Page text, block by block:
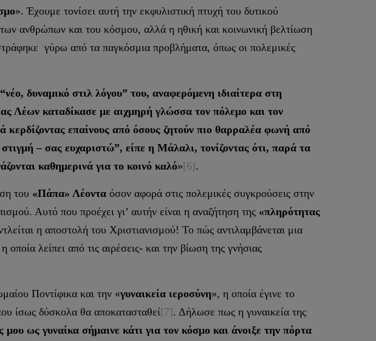
». Έχουμε τονίσει αυτή την εκφυλιστική πτυχή του δυτικού
ανθρώπων και του κόσμου, αλλά η ηθική και κοινωνική βελτίωση
γύρω από τα παγκόσμια προβλήματα, όπως οι πολεμικές
δυναμικό στιλ λόγου” του, αναφερόμενη ιδιαίτερα στη
Λέων καταδίκασε με αιχμηρή γλώσσα τον πόλεμο και τον
επαίνους από όσους ζητούν πιο θαρραλέα φωνή από
– σας ευχαριστώ”, είπε η Μάλαλι, τονίζοντας ότι, παρά τα
καθημερινά για το κοινό καλό»[6].
του «Πάπα» Λέοντα όσον αφορά στις πολεμικές συγκρούσεις στην
Αυτό που προέχει γι’ αυτήν είναι η αναζήτηση της «πληρότητας
η αποστολή του Χριστιανισμού! Το πώς αντιλαμβάνεται μια
λείπει από τις αιρέσεις- και την βίωση της γνήσιας
Ποντίφικα και την «γυναικεία ιεροσύνη», η οποία έγινε το
ίσως δύσκολα θα αποκατασταθεί[7]. Δήλωσε πως η γυναικεία της
ως γυναίκα σήμαινε κάτι για τον κόσμο και άνοιξε την πόρτα